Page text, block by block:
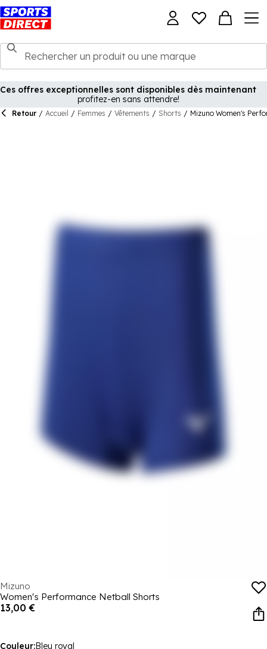
Ces offres exceptionnelles sont disponibles dès maintenant
profitez-en sans attendre!
Retour / Accueil / Femmes / Vêtements / Shorts / Mizuno Women's
Mizuno
Women's Performance Netball Shorts
13,00 €
Couleur:Bleu royal